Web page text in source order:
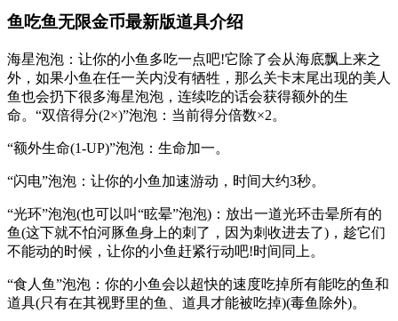
鱼吃鱼无限金币最新版道具介绍
海星泡泡：让你的小鱼多吃一点吧!它除了会从海底飘上来之
外，如果小鱼在任一关内没有牺牲，那么关卡末尾出现的美人
鱼也会扔下很多海星泡泡，连续吃的话会获得额外的生
命。“双倍得分(2×)”泡泡：当前得分倍数×2。
“额外生命(1-UP)”泡泡：生命加一。
“闪电”泡泡：让你的小鱼加速游动，时间大约3秒。
“光环”泡泡(也可以叫“眩晕”泡泡)：放出一道光环击晕所有的
鱼(这下就不怕河豚鱼身上的刺了，因为刺收进去了)，趁它们
不能动的时候，让你的小鱼赶紧行动吧!时间同上。
“食人鱼”泡泡：你的小鱼会以超快的速度吃掉所有能吃的鱼和
道具(只有在其视野里的鱼、道具才能被吃掉)(毒鱼除外)。